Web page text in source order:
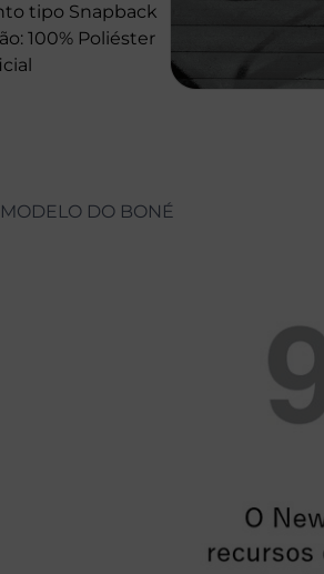
tipo Snapback
100% Poliéster
DO BONÉ